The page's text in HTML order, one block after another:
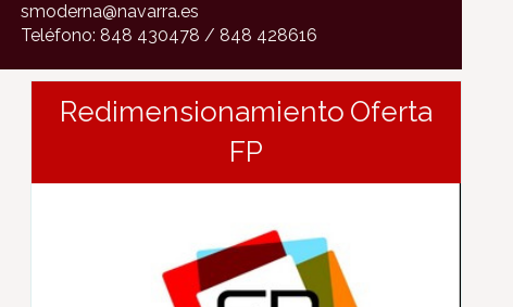
smoderna@navarra.es
Teléfono: 848 430478 / 848 428616
Redimensionamiento Oferta
FP